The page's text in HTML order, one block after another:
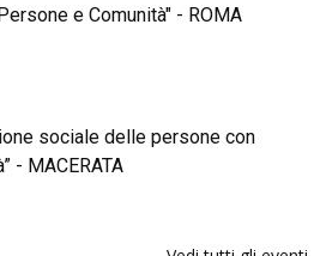
e Comunità" - ROMA
sociale delle persone con
- MACERATA